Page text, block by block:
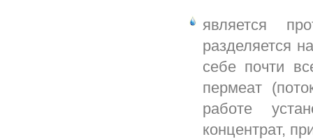
является
разделяется
себе почти
пермеат
работе
концентрат,